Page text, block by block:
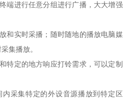
端进行任意分组进行广播，大大增强
和实时采播；随时随地的播放电脑媒
集播放。
特定的地方响应打铃需求，可以定制
采集特定的外设音源播放到特定区